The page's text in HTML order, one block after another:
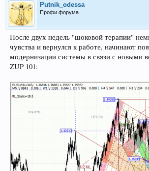
Putnik_odessa
Профи форума
После двух недель "шоковой терапии"
чувства и вернулся к работе, начинают
модернизации системы в связи с новыми
ZUP 101: